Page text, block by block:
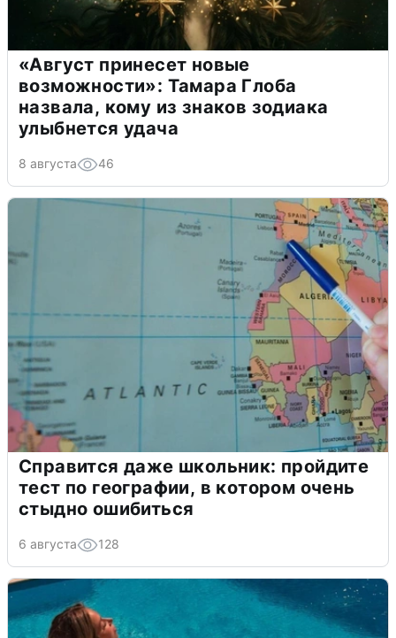
«Август принесет новые
возможности»: Тамара Глоба
назвала, кому из знаков зодиака
улыбнется удача
8 августа 46
Справится даже школьник: пройдите
тест по географии, в котором очень
стыдно ошибиться
6 августа 128